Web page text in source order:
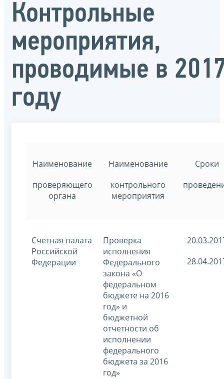
Контрольные
мероприятия,
проводимые в
году
Наименование
проверяющего
органа
Наименование
контрольного
мероприятия
Сроки
Счетная палата
Российской
Федерации
Проверка
исполнения
Федерального
закона «О
федеральном
бюджете на 2016
год» и
бюджетной
отчетности об
исполнении
федерального
бюджета за 2016
год»